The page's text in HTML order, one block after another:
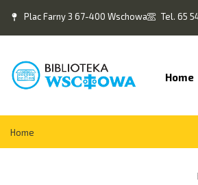
Plac Farny 3 67-400 Wschowa Tel. 65
Home
Home